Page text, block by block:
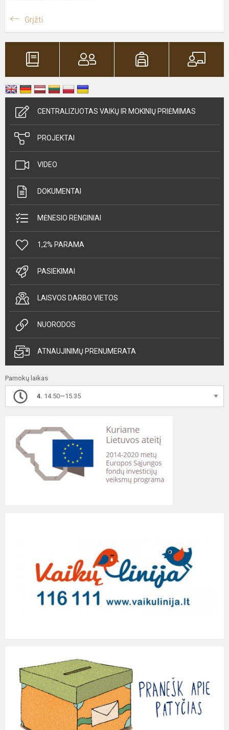
Grįžti
CENTRALIZUOTAS VAIKŲ IR MOKINIŲ PRIĖMIMAS
PROJEKTAI
VIDEO
DOKUMENTAI
MĖNESIO RENGINIAI
1,2% PARAMA
PASIEKIMAI
LAISVOS DARBO VIETOS
NUORODOS
ATNAUJINIMŲ PRENUMERATA
Pamokų laikas
4. 14.50—15.35